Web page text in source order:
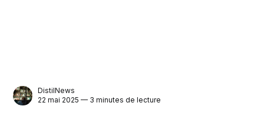
DistilNews
22 mai 2025 — 3 minutes de lecture